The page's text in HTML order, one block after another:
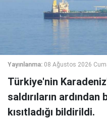
Yayınlanma: 08 Ağustos 2026
Türkiye'nin
saldırıların
kısıtladığı bildirildi.